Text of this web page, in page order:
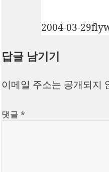
작
일
2004-03-29글
답글 남기기
이메일 주소는 공개되지
댓글*